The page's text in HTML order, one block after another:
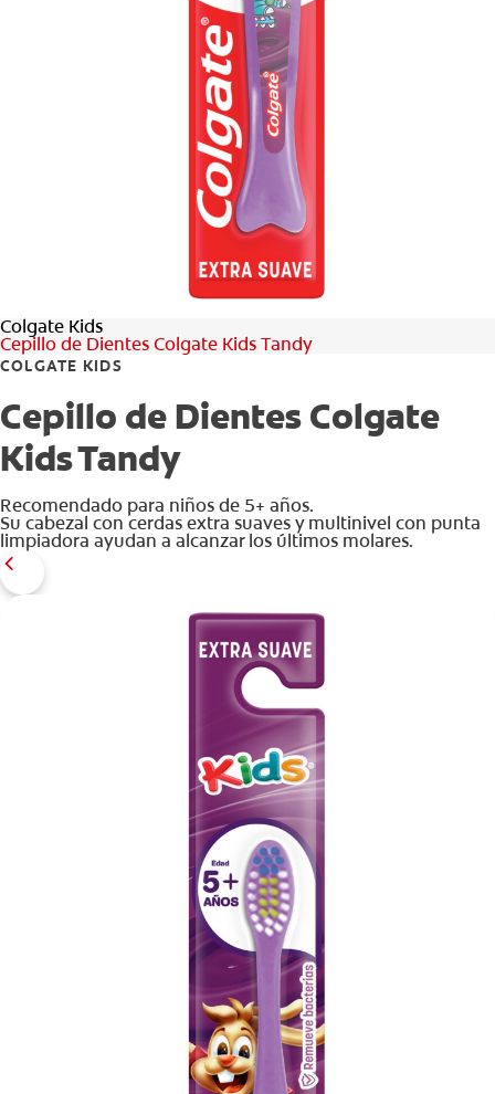
Colgate Kids
Cepillo de Dientes Colgate Kids Tandy
COLGATE KIDS
Cepillo de Dientes Colgate
Kids Tandy
Recomendado para niños de 5+ años.
Su cabezal con cerdas extra suaves y multinivel con punta
limpiadora ayudan a alcanzar los últimos molares.